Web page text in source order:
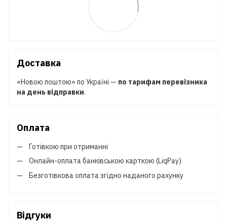
Доставка
«Новою поштою» по Україні — по тарифам перевізника
на день відправки.
Оплата
Готівкою при отриманні
Онлайн-оплата банківською карткою (LiqPay)
Безготівкова оплата згідно наданого рахунку
Відгуки